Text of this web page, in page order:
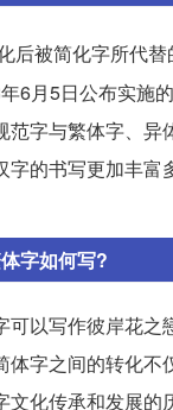
后被简化字所代
6月5日公布实施
字与繁体字、异
字的书写更加丰富
字如何写?
可以写作彼岸花之
体字之间的转化不
化传承和发展的